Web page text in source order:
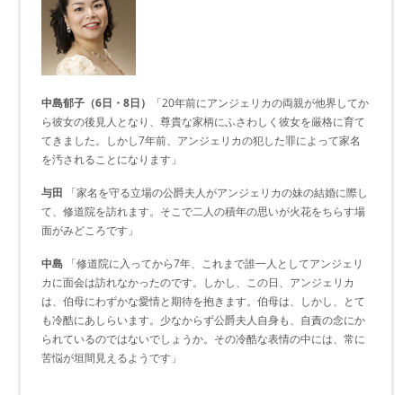
中島郁子（6日・8日）
「20年前にアンジェリカの両親が他界してか
ら彼女の後見人となり、尊貴な家柄にふさわしく彼女を厳格に育て
てきました。しかし7年前、アンジェリカの犯した罪によって家名
を汚されることになります」
与田 「家名を守る立場の公爵夫人がアンジェリカの妹の結婚に際し
て、修道院を訪れます。そこで二人の積年の思いが火花をちらす場
面がみどころです」
中島 「修道院に入ってから7年、これまで誰一人としてアンジェリ
カに面会は訪れなかったのです。しかし、この日、アンジェリカ
は、伯母にわずかな愛情と期待を抱きます。伯母は、しかし、とて
も冷酷にあしらいます。少なからず公爵夫人自身も、自責の念にか
られているのではないでしょうか。その冷酷な表情の中には、常に
苦悩が垣間見えるようです」